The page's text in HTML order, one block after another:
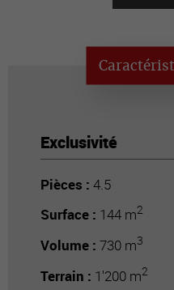
Exclusivité
Pièces : 4.5
Surface : 144 m2
Volume : 730 m3
Terrain : 1'200 m2